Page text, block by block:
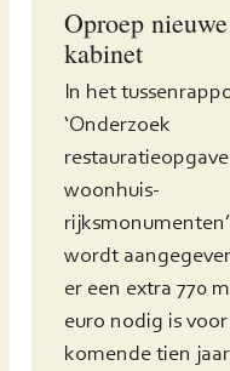
Oproep nieuwe
kabinet
In het
‘Onderzoek
woonhuis-
rijksmonumenten’
wordt
er een extra 770
euro nodig is
komende tien